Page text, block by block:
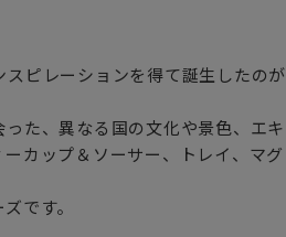
ピレーションを得て誕生したのが
た、異なる国の文化や景色、エキ
カップ＆ソーサー、トレイ、マグ
です。